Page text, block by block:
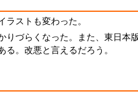
ラストも変わった。
づらくなった。また、東日本
。改悪と言えるだろう。